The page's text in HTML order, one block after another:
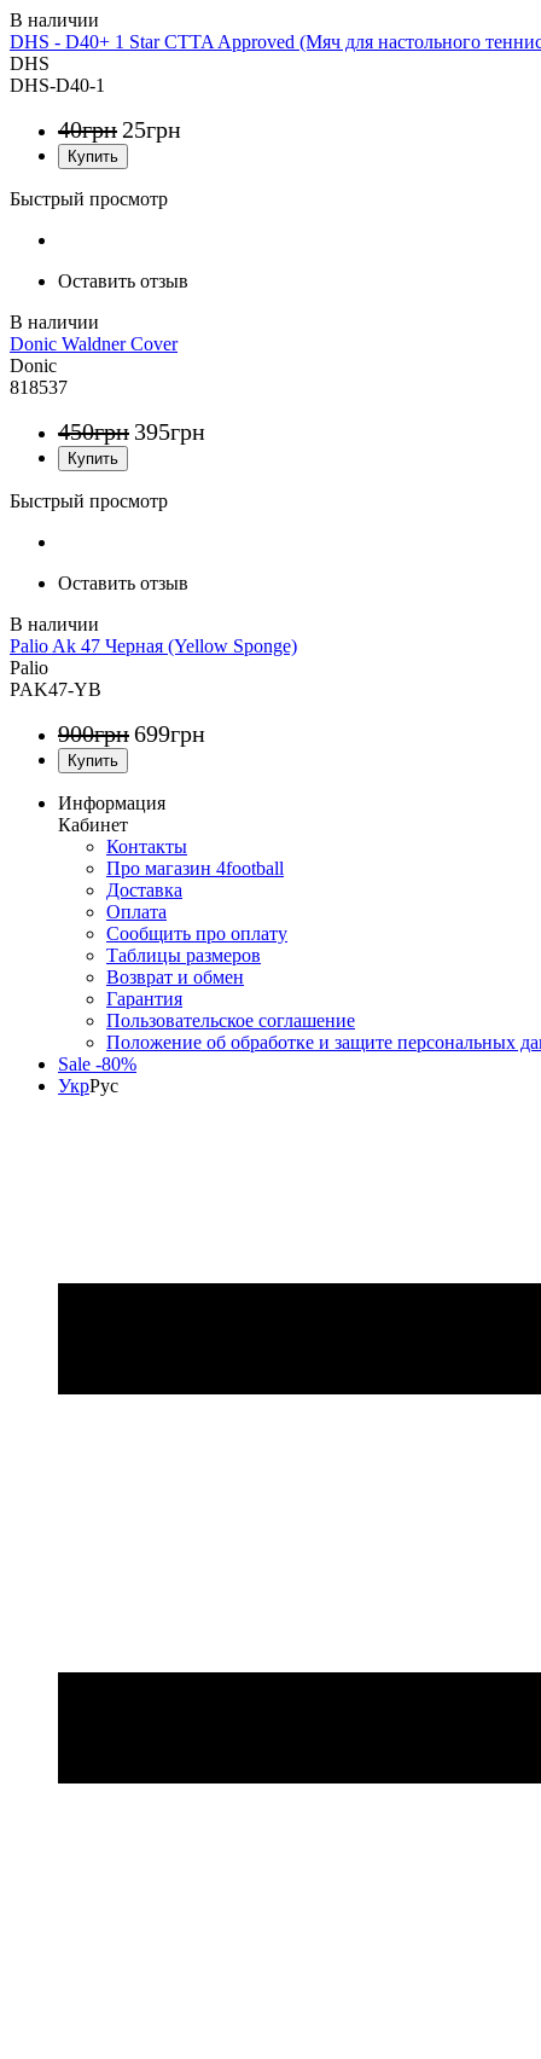
DHS - D40+ 1 Star CTTA Approved (Мяч для настольного
DHS
DHS-D40-1
40грн 25грн
Быстрый просмотр
Оставить отзыв
Donic Waldner Cover
Donic
818537
450грн 395грн
Быстрый просмотр
Оставить отзыв
Palio Ak 47 Черная (Yellow Sponge)
Palio
PAK47-YB
900грн699грн
Информация
Кабинет
Контакты
Про магазин 4football
Доставка
Оплата
Сообщить про оплату
Таблицы размеров
Возврат и обмен
Гарантия
Пользовательское соглашение
Положение об обработке и защите персональных
Sale -80%
УкрРус